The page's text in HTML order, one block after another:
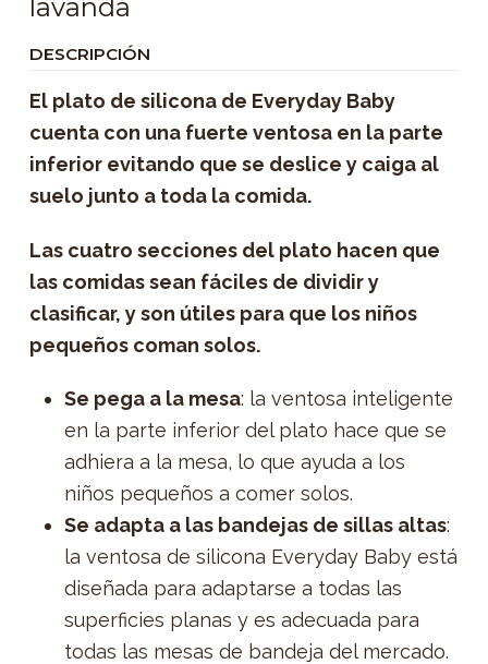
lavanda
DESCRIPCIÓN
El plato de silicona de Everyday Baby
cuenta con una fuerte ventosa en la parte
inferior evitando que se deslice y caiga al
suelo junto a toda la comida.
Las cuatro secciones del plato hacen que
las comidas sean fáciles de dividir y
clasificar, y son útiles para que los niños
pequeños coman solos.
Se pega a la mesa: la ventosa inteligente
en la parte inferior del plato hace que se
adhiera a la mesa, lo que ayuda a los
niños pequeños a comer solos.
Se adapta a las bandejas de sillas altas:
la ventosa de silicona Everyday Baby está
diseñada para adaptarse a todas las
superficies planas y es adecuada para
todas las mesas de bandeja del mercado.